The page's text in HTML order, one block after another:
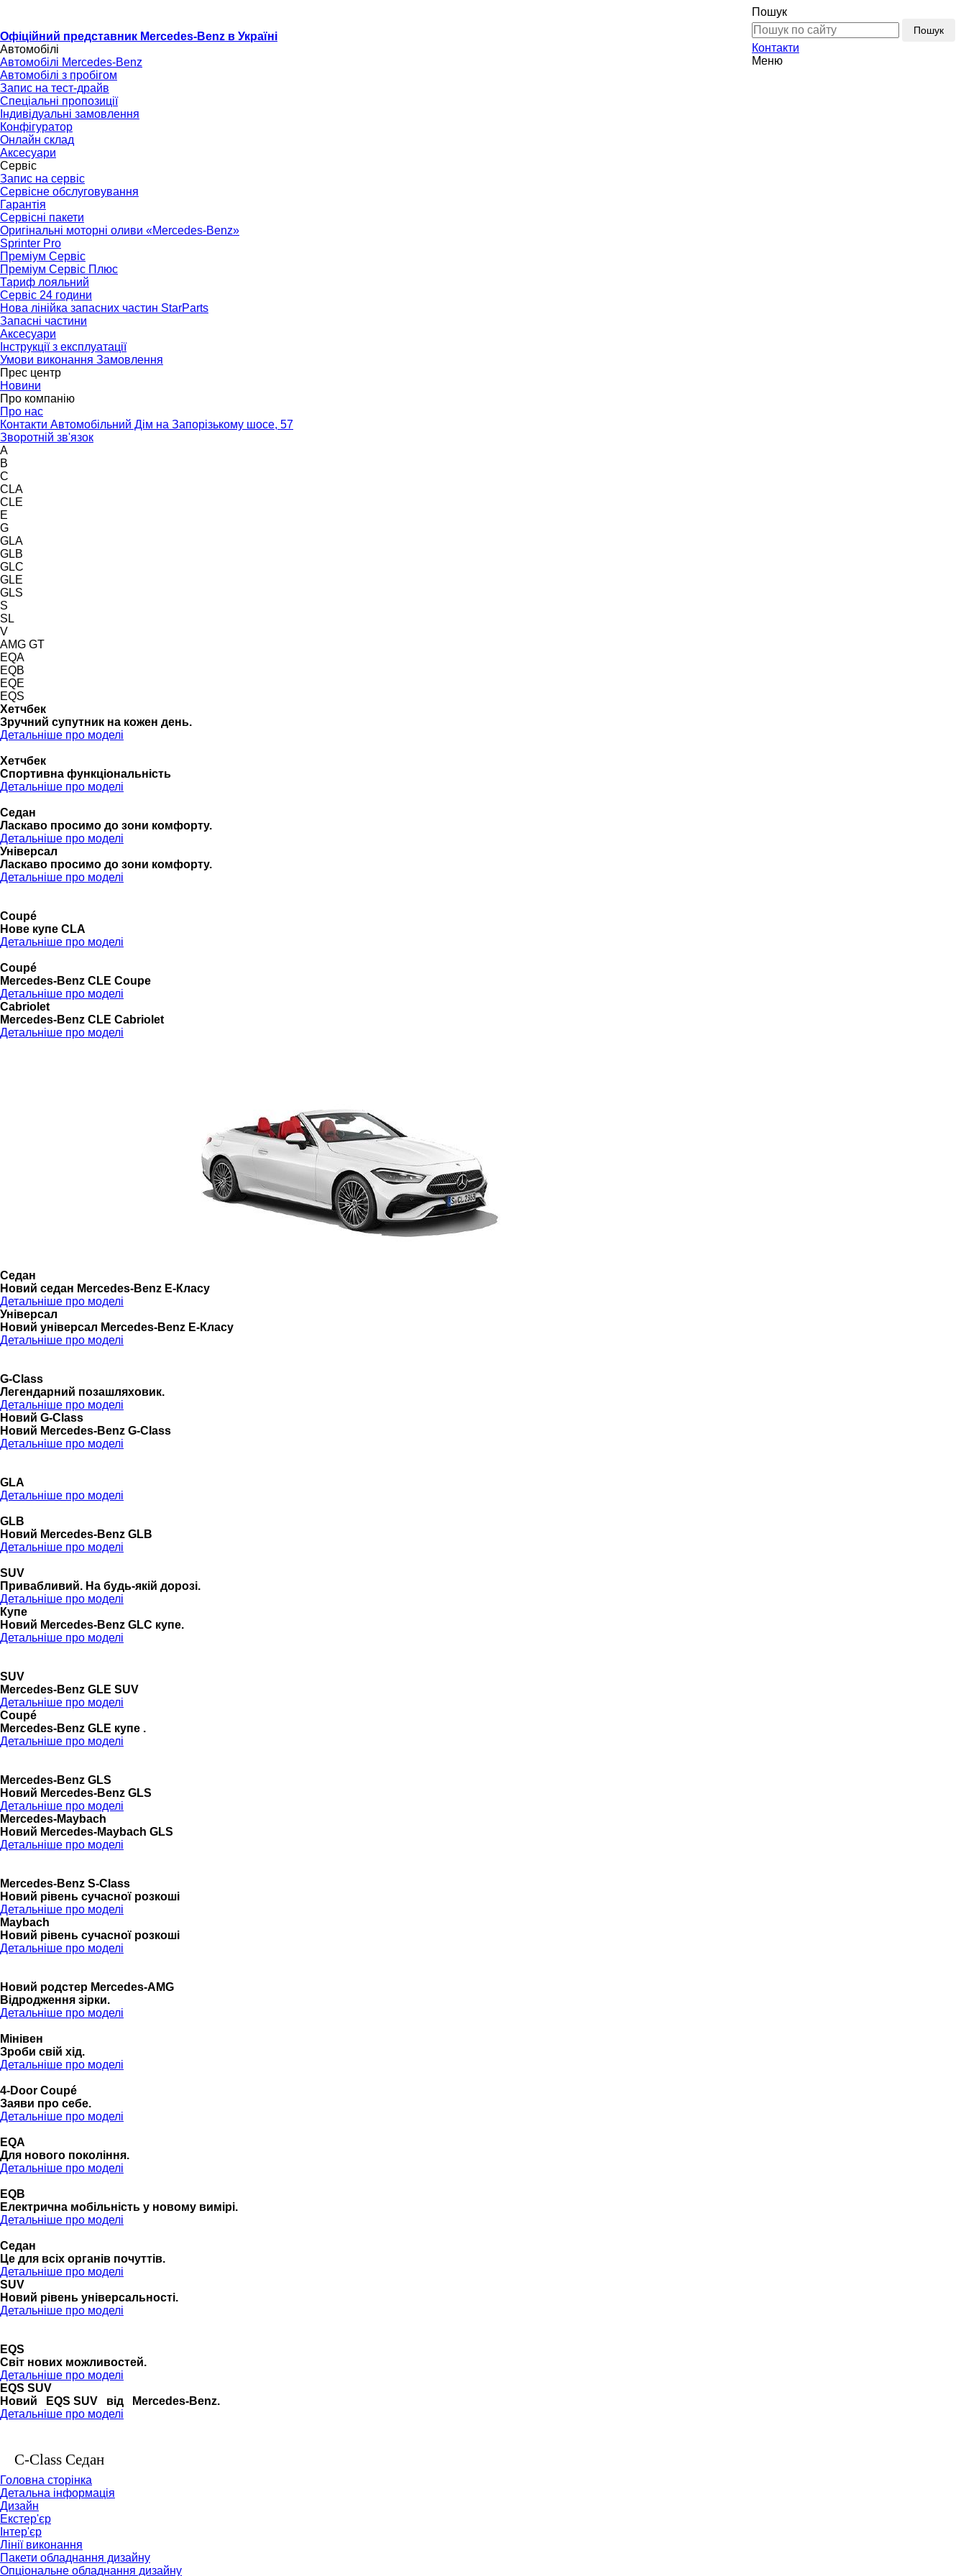
Офіційний представник Mercedes-Benz в Україні
Пошук
Пошук
Контакти
Меню
Автомобілі
Автомобілі Mercedes-Benz
Автомобілі з пробігом
Запис на тест-драйв
Спеціальні пропозиції
Індивідуальні замовлення
Конфігуратор
Онлайн склад
Аксесуари
Сервіс
Запис на сервіс
Сервісне обслуговування
Гарантія
Сервісні пакети
Оригінальні моторні оливи «Mercedes-Benz»
Sprinter Pro
Преміум Сервіс
Преміум Сервіс Плюс
Тариф лояльний
Сервіс 24 години
Нова лінійка запасних частин StarParts
Запасні частини
Аксесуари
Інструкції з експлуатації
Умови виконання Замовлення
Прес центр
Новини
Про компанію
Про нас
Контакти Автомобільний Дім на Запорізькому шосе, 57
Зворотній зв'язок
A
B
C
CLA
CLE
E
G
GLA
GLB
GLC
GLE
GLS
S
SL
V
AMG GT
EQA
EQB
EQE
EQS
Хетчбек
Зручний супутник на кожен день.
Детальніше про моделі
Хетчбек
Спортивна функціональність
Детальніше про моделі
Седан
Ласкаво просимо до зони комфорту.
Детальніше про моделі
Універсал
Ласкаво просимо до зони комфорту.
Детальніше про моделі
Coupé
Нове купе CLA
Детальніше про моделі
Coupé
Mercedes-Benz CLE Coupe
Детальніше про моделі
Cabriolet
Mercedes-Benz CLE Cabriolet
Детальніше про моделі
Седан
Новий седан Mercedes-Benz Е-Класу
Детальніше про моделі
Універсал
Новий універсал Mercedes-Benz E-Класу
Детальніше про моделі
G-Class
Легендарний позашляховик.
Детальніше про моделі
Новий G-Class
Новий Mercedes-Benz G-Class
Детальніше про моделі
GLA
Детальніше про моделі
GLB
Новий Mercedes-Benz GLB
Детальніше про моделі
SUV
Привабливий. На будь-якій дорозі.
Детальніше про моделі
Купе
Новий Mercedes-Benz GLС купе.
Детальніше про моделі
SUV
Mercedes-Benz GLE SUV
Детальніше про моделі
Coupé
Mercedes-Benz GLE купе .
Детальніше про моделі
Mercedes-Benz GLS
Новий Mercedes-Benz GLS
Детальніше про моделі
Mercedes-Maybach
Новий Mercedes-Maybach GLS
Детальніше про моделі
Mercedes-Benz S-Class
Новий рівень сучасної розкоші
Детальніше про моделі
Maybach
Новий рівень сучасної розкоші
Детальніше про моделі
Новий родстер Mercedes-AMG
Відродження зірки.
Детальніше про моделі
Мінівен
Зроби свій хід.
Детальніше про моделі
4-Door Coupé
Заяви про себе.
Детальніше про моделі
EQA
Для нового покоління.
Детальніше про моделі
EQB
Електрична мобільність у новому вимірі.
Детальніше про моделі
Седан
Це для всіх органів почуттів.
Детальніше про моделі
SUV
Новий рівень універсальності.
Детальніше про моделі
EQS
Cвіт нових можливостей.
Детальніше про моделі
EQS SUV
Новий EQS SUV від Mercedes-Benz.
Детальніше про моделі
C-Class Седан
Головна сторінка
Детальна інформація
Дизайн
Екстер'єр
Інтер'єр
Лінії виконання
Пакети обладнання дизайну
Опціональне обладнання дизайну